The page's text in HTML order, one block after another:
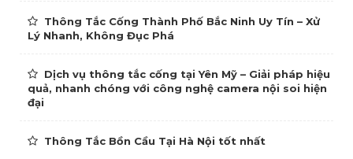
Thông Tắc Cống Thành Phố Bắc Ninh Uy Tín – Xử
Lý Nhanh, Không Đục Phá
Dịch vụ thông tắc cống tại Yên Mỹ – Giải pháp hiệu
quả, nhanh chóng với công nghệ camera nội soi hiện
đại
Thông Tắc Bồn Cầu Tại Hà Nội tốt nhất